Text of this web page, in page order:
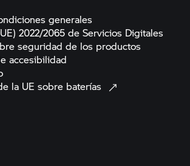
generales
2022/2065 de Servicios Digitales
seguridad de los productos
accesibilidad
la UE sobre baterías